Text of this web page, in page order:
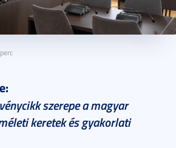
szerepe a magyar
keretek és gyakorlati